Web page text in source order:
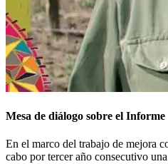
Mesa de diálogo sobre el
En el marco del trabajo de mejora
cabo por tercer año consecutivo